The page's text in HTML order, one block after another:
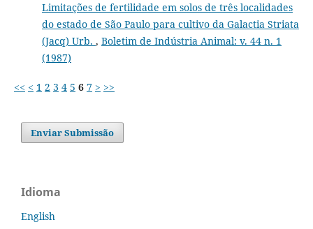
Limitações de fertilidade em solos de três localidades
do estado de São Paulo para cultivo da Galactia Striata
(Jacq) Urb. , Boletim de Indústria Animal: v. 44 n. 1
(1987)
<< < 1 2 3 4 5 6 7 > >>
Enviar Submissão
Idioma
English